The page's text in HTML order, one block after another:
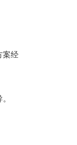
案经